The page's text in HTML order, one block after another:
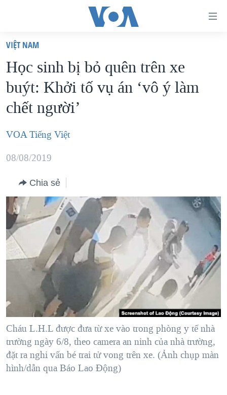
truy
cập
Tới
nội
chính
điều
hướng
chính
Đi
tới
"Tìm"
VIỆT NAM
HOA KỲ
BIỂN ĐÔNG
THẾ GIỚI
DIỄN ĐÀN
MỤC
TỰ DO BÁO CHÍ
VẠCH TRẦN TIN GIẢ
NGƯỜI VIỆT HẢI NGOẠI
ĐỜI SỐNG
KINH TẾ
SỨC KHOẺ
VĂN HOÁ
THỂ THAO
GIÁO DỤC
CHUYÊN ĐỀ
CHIẾN TRANH THƯƠNG MẠI CỦA MỸ: QUÁ KHỨ VÀ HIỆN
TẠI
HÀNH TRÌNH BẦU CỬ 2024
MỘT NĂM CHIẾN TRANH TẠI DẢI GAZA
GIẢI MÃ VÀNH ĐAI & CON ĐƯỜNG
NGÀY TỊ NẠN THẾ GIỚI
GROUND ZERO – XƯA VÀ NAY
CHI PHÍ CHIẾN TRANH AFGHANISTAN
CÁC GIÁ TRỊ CỘNG HÒA Ở VIỆT NAM
HỌC TIẾNG ANH
VIDEO
NGHE
MẠNG XÃ HỘI
Ngôn ngữ khác
VIỆT NAM
Học sinh bị bỏ quên trên xe
buýt: Khởi tố vụ án ‘vô ý làm
chết người’
VOA Tiếng Việt
08/08/2019
Chia sẻ
Cháu L.H.L được đưa từ xe vào trong phòng y tế nhà
trường ngày 6/8, theo camera an ninh của nhà trường,
đặt ra nghi vấn bé trai tử vong trên xe. (Ảnh chụp màn
hình/dẫn qua Báo Lao Động)